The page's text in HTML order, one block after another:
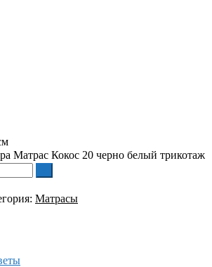
Матрас Кокос 20 черно белый трикотаж
Матрасы